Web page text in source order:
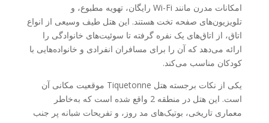
امکانات مدرن مانند Wi-Fi رایگان، تهویه مطبوع، و
تلویزیون‌های صفحه تخت هستند. این هتل طیف وسیعی از انواع
اتاق، از اتاق‌های یک نفره گرفته تا سوئیت‌های خانوادگی را
ارائه می‌دهد که آن را برای مسافران انفرادی و خانواده‌هایی با
کودکان مناسب می‌کند.
یکی از نکات برجسته هتل Tiquetonne موقعیت مکانی آن
است. این هتل در منطقه 2 واقع شده است که به‌خاطر
معماری تاریخی، بوتیک‌های مد روز، و تفریحات شبانه پر جنب